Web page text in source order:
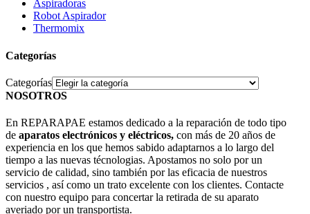
Aspiradoras
Robot Aspirador
Thermomix
Categorías
Categorías
NOSOTROS
En REPARAPAE estamos dedicado a la reparación de todo tipo
de aparatos electrónicos y eléctricos, con más de 20 años de
experiencia en los que hemos sabido adaptarnos a lo largo del
tiempo a las nuevas técnologias. Apostamos no solo por un
servicio de calidad, sino también por las eficacia de nuestros
servicios , así como un trato excelente con los clientes. Contacte
con nuestro equipo para concertar la retirada de su aparato
averiado por un transportista.